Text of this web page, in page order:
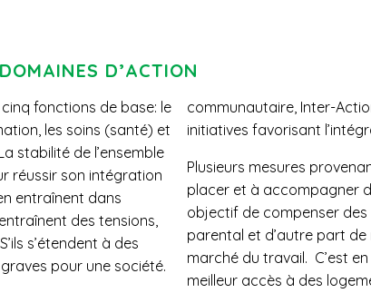
D’ACTION
fonctions de base: le
les soins (santé) et
stabilité de l’ensemble
réussir son intégration
entraînent dans
des tensions,
s’étendent à des
pour une société.
communautaire, Inter-
initiatives favorisant
Plusieurs mesures
placer et à accompagner
objectif de compenser
parental et d’autre part de
marché du travail. C’est
meilleur accès à des